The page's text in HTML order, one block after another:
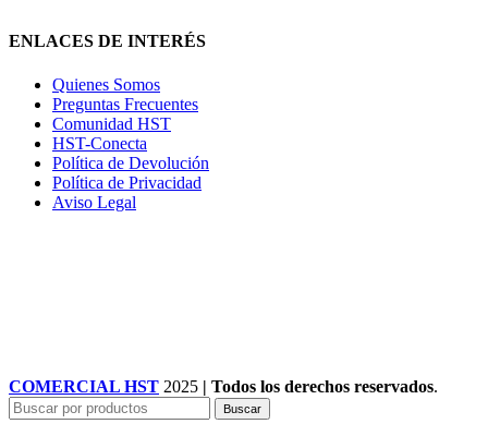
ENLACES DE INTERÉS
Quienes Somos
Preguntas Frecuentes
Comunidad HST
HST-Conecta
Política de Devolución
Política de Privacidad
Aviso Legal
COMERCIAL HST 2025 | Todos los derechos reservados.
Buscar